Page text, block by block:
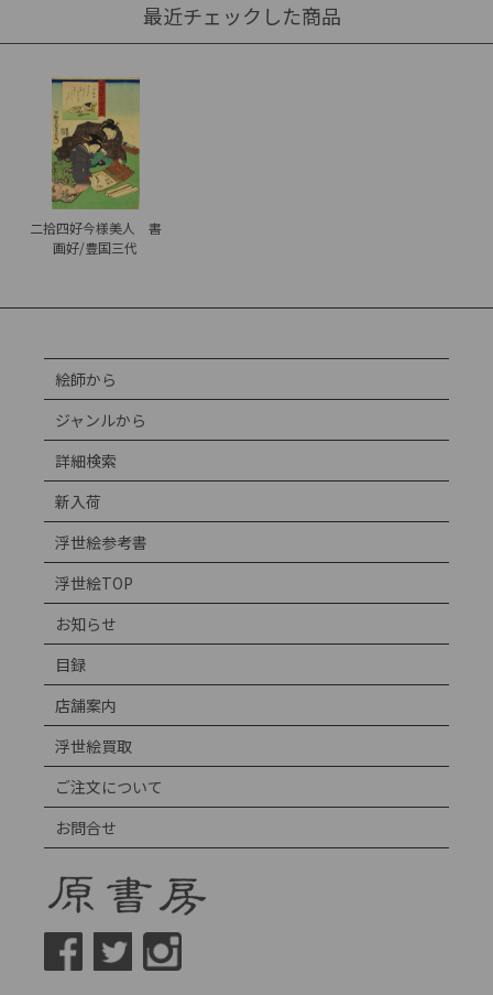
最近チェックした商品
二拾四好今様美人 書
画好/豊国三代
絵師から
ジャンルから
詳細検索
新入荷
浮世絵参考書
浮世絵TOP
お知らせ
目録
店舗案内
浮世絵買取
ご注文について
お問合せ